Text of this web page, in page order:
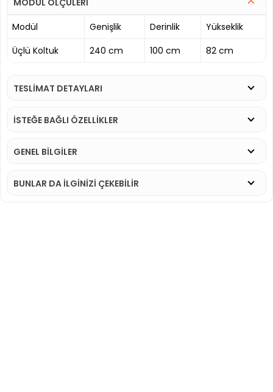
Modül
Genişlik Derinlik
Yükseklik
Üçlü Koltuk
240 cm 100 cm 82 cm
TESLİMAT DETAYLARI
İSTEĞE BAĞLI ÖZELLİKLER
GENEL BİLGİLER
BUNLAR DA İLGINIZI ÇEKEBILIR